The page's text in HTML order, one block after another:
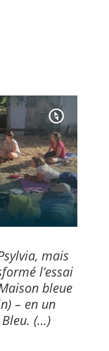
mais
l’essai
bleue
– en un
(…)